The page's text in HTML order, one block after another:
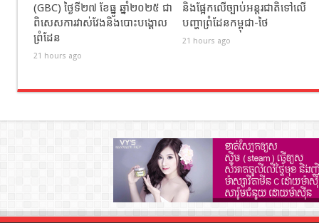
(GBC) ថ្ងៃទី២៧ ខែធ្នូ ឆ្នាំ២០២៥ ជា
ពិសេសការវាស់វែងនិងបោះបង្គោល
ព្រំដែន
21 hours ago
និងផ្អែកលើច្បាប់អន្តរជាតិទៅលើ
បញ្ហាព្រំដែនកម្ពុជា-ថៃ
21 hours ago